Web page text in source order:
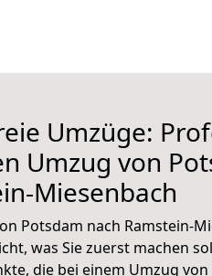
Umzüge:
Umzug von
Miesenbach
Potsdam nach Ramstein-
was Sie zuerst machen
die bei einem Umzug